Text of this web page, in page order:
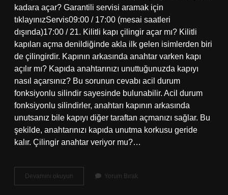
kadara açar? Garantili servisi aramak için
tıklayınızServis09:00 / 17:00 (mesai saatleri
dışında)17:00 / 21. Kilitli kapı çilingir açar mı? Kilitli
kapıları açma denildiğinde akla ilk gelen isimlerden biri
de çilingirdir. Kapının arkasında anahtar varken kapı
açılır mı? Kapıda anahtarınızı unuttuğunuzda kapıyı
nasıl açarsınız? Bu sorunun cevabı acil durum
fonksiyonlu silindir sayesinde bulunabilir. Acil durum
fonksiyonlu silindirler, anahtarı kapının arkasında
unutsanız bile kapıyı diğer taraftan açmanızı sağlar. Bu
şekilde, anahtarınızı kapıda unutma korkusu geride
kalır. Çilingir anahtar veriyor mu?…
Devamını okuyun Anahtarcı
Fiyatı
Yorum Bırak